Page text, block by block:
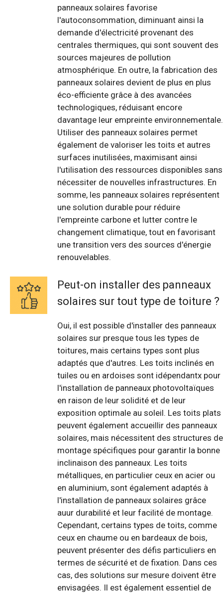
panneaux solaires favorise
l'autoconsommation, diminuant ainsi la
demande d'électricité provenant des
centrales thermiques, qui sont souvent des
sources majeures de pollution
atmosphérique. En outre, la fabrication des
panneaux solaires devient de plus en plus
éco-efficiente grâce à des avancées
technologiques, réduisant encore
davantage leur empreinte environnementale.
Utiliser des panneaux solaires permet
également de valoriser les toits et autres
surfaces inutilisées, maximisant ainsi
l'utilisation des ressources disponibles sans
nécessiter de nouvelles infrastructures. En
somme, les panneaux solaires représentent
une solution durable pour réduire
l'empreinte carbone et lutter contre le
changement climatique, tout en favorisant
une transition vers des sources d'énergie
renouvelables.
Peut-on installer des panneaux
solaires sur tout type de toiture ?
Oui, il est possible d'installer des panneaux
solaires sur presque tous les types de
toitures, mais certains types sont plus
adaptés que d'autres. Les toits inclinés en
tuiles ou en ardoises sont idépendantx pour
l'installation de panneaux photovoltaïques
en raison de leur solidité et de leur
exposition optimale au soleil. Les toits plats
peuvent également accueillir des panneaux
solaires, mais nécessitent des structures de
montage spécifiques pour garantir la bonne
inclinaison des panneaux. Les toits
métalliques, en particulier ceux en acier ou
en aluminium, sont également adaptés à
l'installation de panneaux solaires grâce
auur durabilité et leur facilité de montage.
Cependant, certains types de toits, comme
ceux en chaume ou en bardeaux de bois,
peuvent présenter des défis particuliers en
termes de sécurité et de fixation. Dans ces
cas, des solutions sur mesure doivent être
envisagées. Il est également essentiel de